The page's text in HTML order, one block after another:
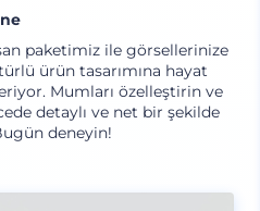
paketimiz ile görsellerinize
ürün tasarımına hayat
Mumları özelleştirin ve
detaylı ve net bir şekilde
deneyin!